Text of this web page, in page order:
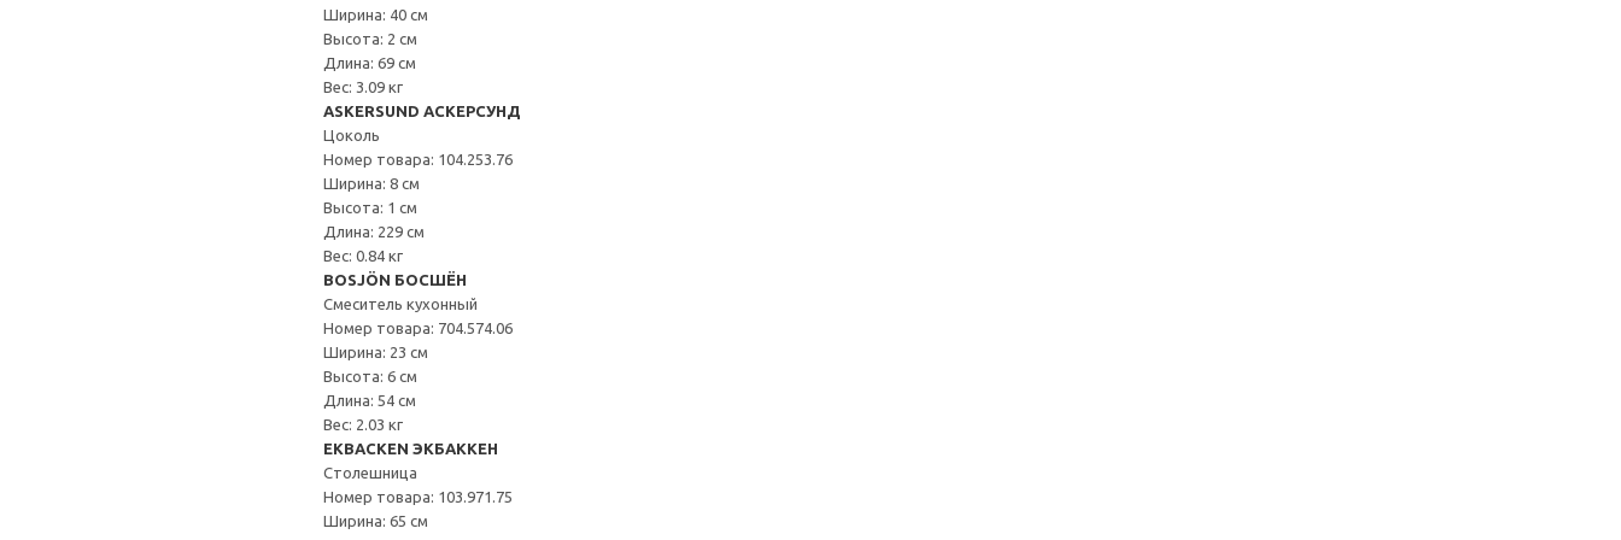
Ширина: 40 см
Высота: 2 см
Длина: 69 см
Вес: 3.09 кг
ASKERSUND АСКЕРСУНД
Цоколь
Номер товара: 104.253.76
Ширина: 8 см
Высота: 1 см
Длина: 229 см
Вес: 0.84 кг
BOSJÖN БОСШЁН
Смеситель кухонный
Номер товара: 704.574.06
Ширина: 23 см
Высота: 6 см
Длина: 54 см
Вес: 2.03 кг
EKBACKEN ЭКБАККЕН
Столешница
Номер товара: 103.971.75
Ширина: 65 см